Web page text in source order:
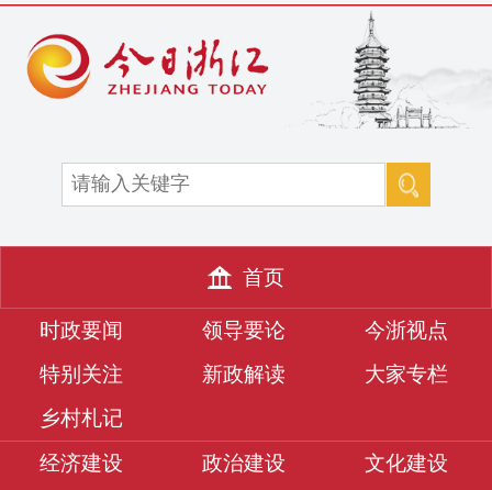
首页
时政要闻 领导要论
今浙视点
特别关注
新政解读
大家专栏
乡村札记
经济建设
政治建设
文化建设